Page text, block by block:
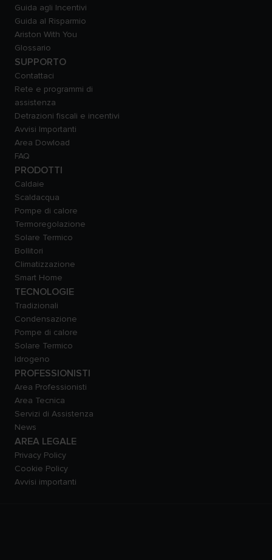
Guida agli Incentivi
Guida al Risparmio
Ariston With You
Glossario
SUPPORTO
Contattaci
Rete e programmi di
assistenza
Detrazioni fiscali e incentivi
Avvisi Importanti
Area Dowload
FAQ
PRODOTTI
Caldaie
Scaldacqua
Pompe di calore
Termoregolazione
Solare Termico
Bollitori
Climatizzazione
Smart Home
TECNOLOGIE
Tradizionali
Condensazione
Pompe di calore
Solare Termico
Idrogeno
PROFESSIONISTI
Area Professionisti
Area Tecnica
Servizi di Assistenza
News
AREA LEGALE
Privacy Policy
Cookie Policy
Avvisi importanti